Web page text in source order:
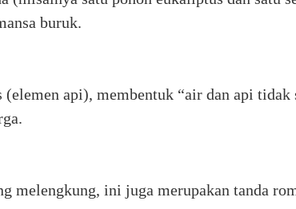
buruk.
api), membentuk “air dan api tidak
melengkung, ini juga merupakan tanda